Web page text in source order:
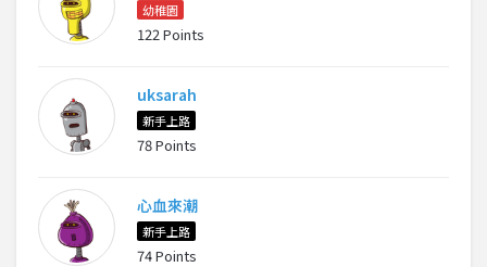
幼稚園
122 Points
uksarah
新手上路
78 Points
心血來潮
新手上路
74 Points